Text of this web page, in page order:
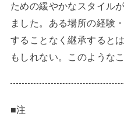
ための緩やかなスタイル
ました。ある場所の経験
することなく継承すると
もしれない。このような
■注